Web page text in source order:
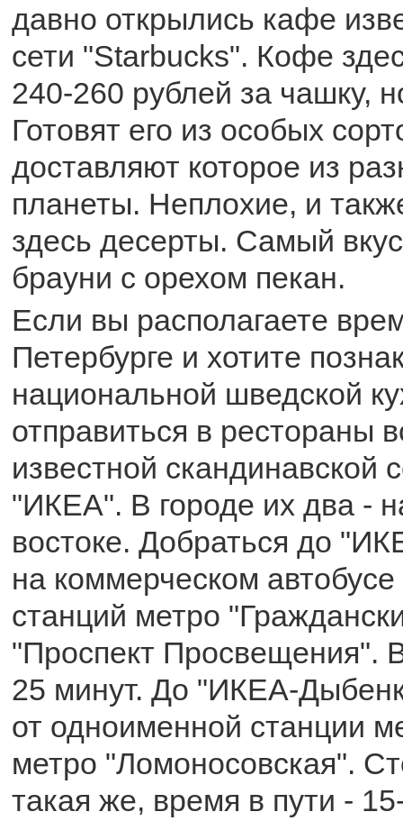
давно открылись кафе
сети "Starbucks". Кофе
240-260 рублей за чашку,
Готовят его из особых
доставляют которое из
планеты. Неплохие, и
здесь десерты. Самый
брауни с орехом пекан.
Если вы располагаете
Петербурге и хотите
национальной шведской
отправиться в рестораны
известной скандинавской
"ИКЕА". В городе их два -
востоке. Добраться до
на коммерческом
станций метро
"Проспект Просвещения".
25 минут. До "ИКЕА-
от одноименной станции
метро "Ломоносовская".
такая же, время в пути -